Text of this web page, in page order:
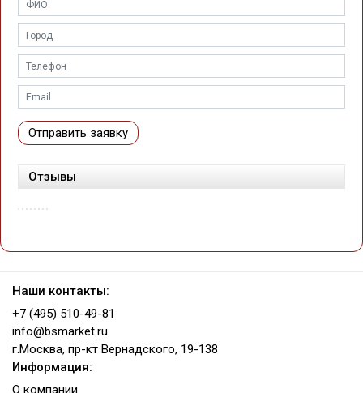
Отправить заявку
Отзывы
Наши контакты:
+7 (495) 510-49-81
info@bsmarket.ru
г.Москва, пр-кт Вернадского, 19-138
Информация:
О компании